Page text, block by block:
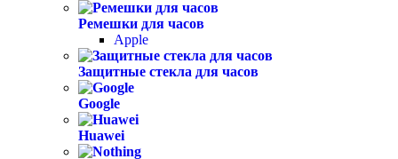
Ремешки для часов
Apple
Защитные стекла для часов
Google
Huawei